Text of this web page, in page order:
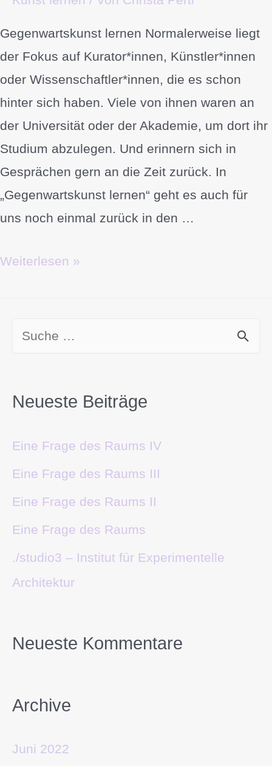
Gegenwartskunst lernen Normalerweise liegt
der Fokus auf Kurator*innen, Künstler*innen
oder Wissenschaftler*innen, die es schon
hinter sich haben. Viele von ihnen waren an
der Universität oder der Akademie, um dort ihr
Studium abzulegen. Und erinnern sich in
Gesprächen gern an die Zeit zurück. In
„Gegenwartskunst lernen“ geht es auch für
uns noch einmal zurück in den …
Weiterlesen »
Neueste Beiträge
Eine Frage des Raums IV
Eine Frage des Raums III
Eine Frage des Raums II
Eine Frage des Raums
./studio3 – Institut für Experimentelle
Architektur
Neueste Kommentare
Archive
Juni 2022